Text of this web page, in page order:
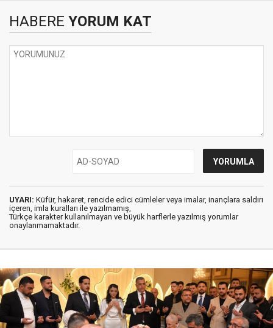
HABERE YORUM KAT
UYARI: Küfür, hakaret, rencide edici cümleler veya imalar, inançlara saldırı
içeren, imla kuralları ile yazılmamış,
Türkçe karakter kullanılmayan ve büyük harflerle yazılmış yorumlar
onaylanmamaktadır.